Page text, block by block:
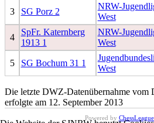
3 SG Porz 2
NRW-
West
4
SpFr. Katernberg
1913 1
NRW-
West
5 SG Bochum 31 1
West
Die letzte DWZ-Datenübernahme vom
erfolgte am 12. September 2013
Powered by